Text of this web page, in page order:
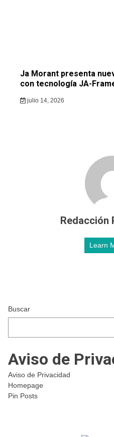
Ja Morant presenta
con tecnología JA-
julio 14, 2026
Redacción
Learn
Buscar
Aviso de
Aviso de Privacidad
Homepage
Pin Posts